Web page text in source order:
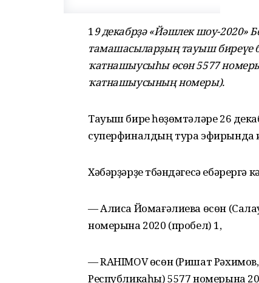
19 декабрҙә «Йәшлек шоу-2020»
тамашасыларҙың тауыш биреүе
ҡатнашыусыһы өсөн 5577
ҡатнашыусының номеры).
Тауыш биреү һөҙөмтәләре 26
суперфиналдың тура эфирында
Хәбәрҙәрҙе түбәндәгесә ебәрергә
— Алиса Йомағәлиева өсөн
номерына 2020 (пробел) 1,
— RAHIMOV өсөн (Ришат
Республикаһы) 5577 номерына